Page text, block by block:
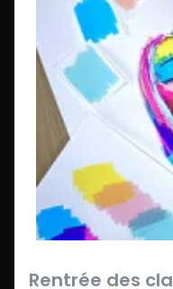
Rentrée des